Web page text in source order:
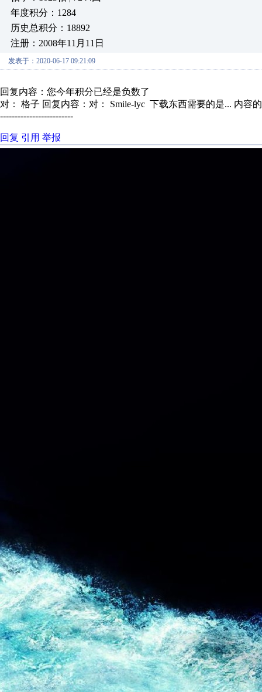
年度积分：1284
历史总积分：18892
注册：2008年11月11日
发表于：2020-06-17 09:21:09
回复内容：您今年积分已经是负数了
对： 格子 回复内容：对： Smile-lyc 下载东西需要的是... 内容
-------------------------
回复 引用 举报